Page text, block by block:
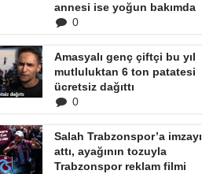
annesi ise yoğun bakımda
0
Amasyalı genç çiftçi bu yıl
mutluluktan 6 ton patatesi
ücretsiz dağıttı
0
Salah Trabzonspor’a imzayı
attı, ayağının tozuyla
Trabzonspor reklam filmi